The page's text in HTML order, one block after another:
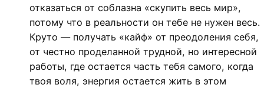
отказаться от соблазна «скупить весь мир»,
потому что в реальности он тебе не нужен весь.
Круто — получать «кайф» от преодоления себя,
от честно проделанной трудной, но интересной
работы, где остается часть тебя самого, когда
твоя воля, энергия остается жить в этом